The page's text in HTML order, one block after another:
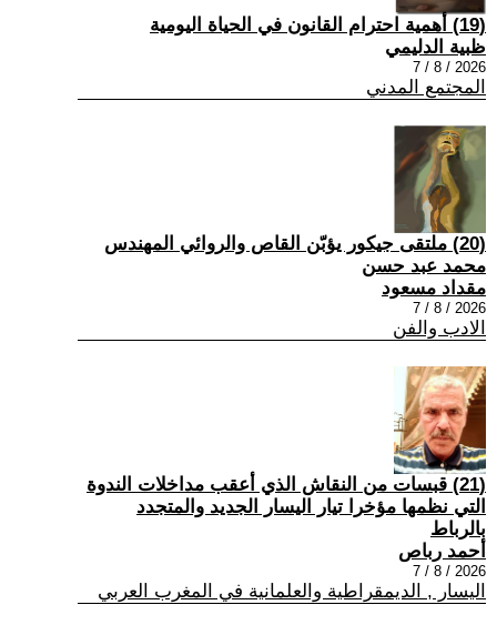
(19) أهمية احترام القانون في الحياة اليومية
ظبية الدليمي
2026 / 8 / 7
المجتمع المدني
(20) ملتقى جيكور يؤبّن القاص والروائي المهندس
محمد عبد حسن
مقداد مسعود
2026 / 8 / 7
الادب والفن
(21) قبسات من النقاش الذي أعقب مداخلات الندوة
التي نظمها مؤخرا تيار اليسار الجديد والمتجدد
بالرباط
أحمد رباص
2026 / 8 / 7
اليسار , الديمقراطية والعلمانية في المغرب العربي